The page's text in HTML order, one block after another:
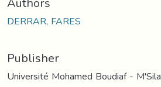
DERRAR, FARES
Publisher
Université Mohamed Boudiaf - M'Sila